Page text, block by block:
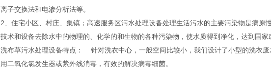
离子交换法和电渗分析法等。
2、住宅小区、村庄、集镇；高速服务区污水处理设备处理生活污水的主要污染物是病
技术和设备去除水中的物理的、化学的和生物的各种污染物，使水质得到净化，达到国
洗布草污水处理设备特点： 针对洗衣中心，一般空间比较小，我们设计了小型的洗衣
用二氧化氯发生器或紫外线消毒，有效的解决病毒细菌。